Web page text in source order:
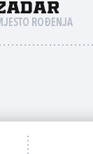
ROĐENJA